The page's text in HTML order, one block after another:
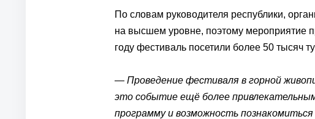
По словам руководителя республики,
на высшем уровне, поэтому мероприятие
году фестиваль посетили более 50 тысяч
— Проведение фестиваля в горной
это событие ещё более
программу и возможность